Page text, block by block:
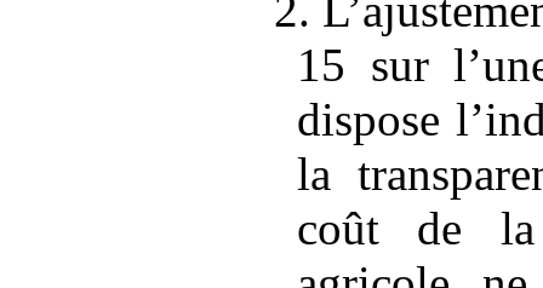
15 sur
dispose
la
coût de la